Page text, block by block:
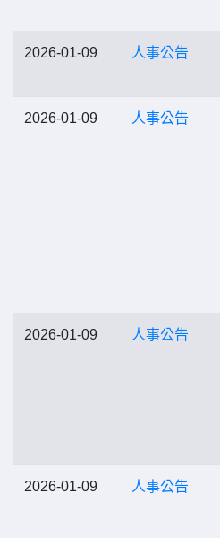
2026-01-09 人事公告
2026-01-09 人事公告
2026-01-09 人事公告
2026-01-09 人事公告